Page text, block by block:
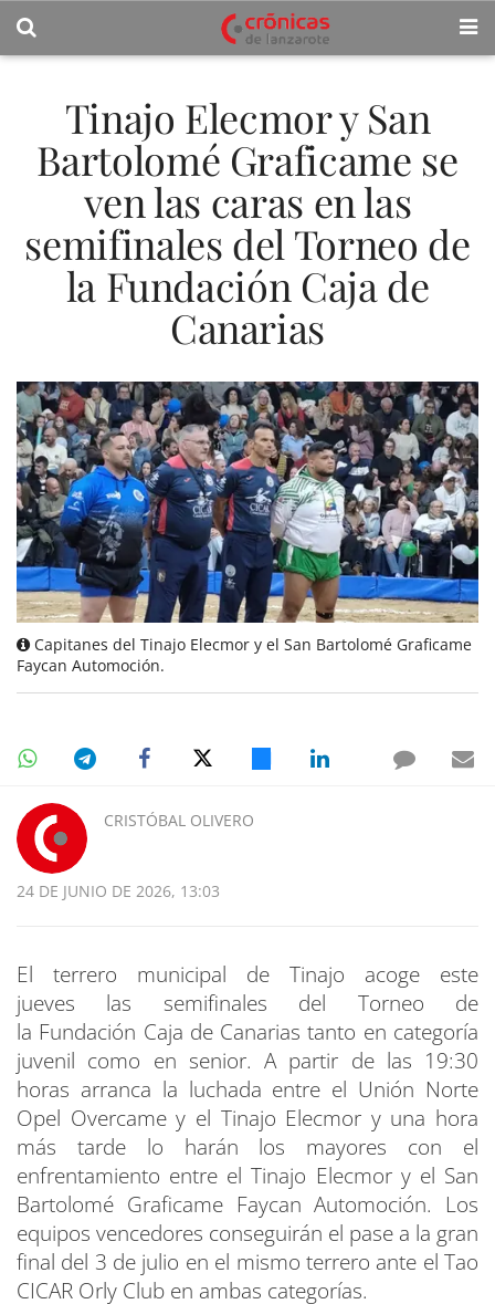
Tinajo Elecmor y San
Bartolomé Graficame se
ven las caras en las
semifinales del Torneo de
la Fundación Caja de
Canarias
Capitanes del Tinajo Elecmor y el San Bartolomé Graficame
Faycan Automoción.
CRISTÓBAL OLIVERO
24 DE JUNIO DE 2026, 13:03
El terrero municipal de Tinajo acoge este
jueves las semifinales del Torneo de
la Fundación Caja de Canarias tanto en categoría
juvenil como en senior. A partir de las 19:30
horas arranca la luchada entre el Unión Norte
Opel Overcame y el Tinajo Elecmor y una hora
más tarde lo harán los mayores con el
enfrentamiento entre el Tinajo Elecmor y el San
Bartolomé Graficame Faycan Automoción. Los
equipos vencedores conseguirán el pase a la gran
final del 3 de julio en el mismo terrero ante el Tao
CICAR Orly Club en ambas categorías.